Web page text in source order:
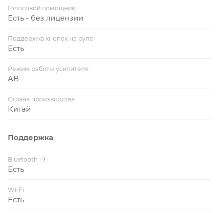
Голосовой помощник
Есть - без лицензии
Поддержка кнопок на руле
Есть
Режим работы усилителя
AB
Страна производства
Китай
Поддержка
Bluetooth ?
Есть
Wi-Fi
Есть